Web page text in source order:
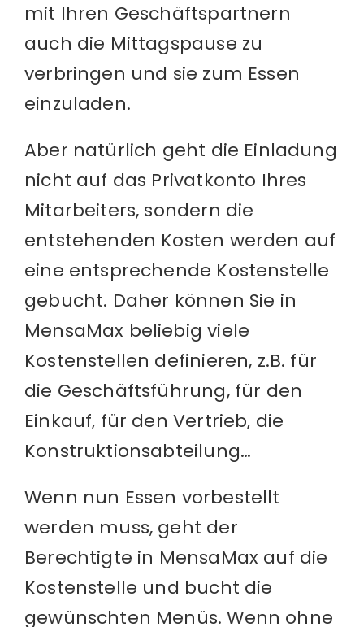
mit Ihren Geschäftspartnern
auch die Mittagspause zu
verbringen und sie zum Essen
einzuladen.
Aber natürlich geht die Einladung
nicht auf das Privatkonto Ihres
Mitarbeiters, sondern die
entstehenden Kosten werden auf
eine entsprechende Kostenstelle
gebucht. Daher können Sie in
MensaMax beliebig viele
Kostenstellen definieren, z.B. für
die Geschäftsführung, für den
Einkauf, für den Vertrieb, die
Konstruktionsabteilung…
Wenn nun Essen vorbestellt
werden muss, geht der
Berechtigte in MensaMax auf die
Kostenstelle und bucht die
gewünschten Menüs. Wenn ohne